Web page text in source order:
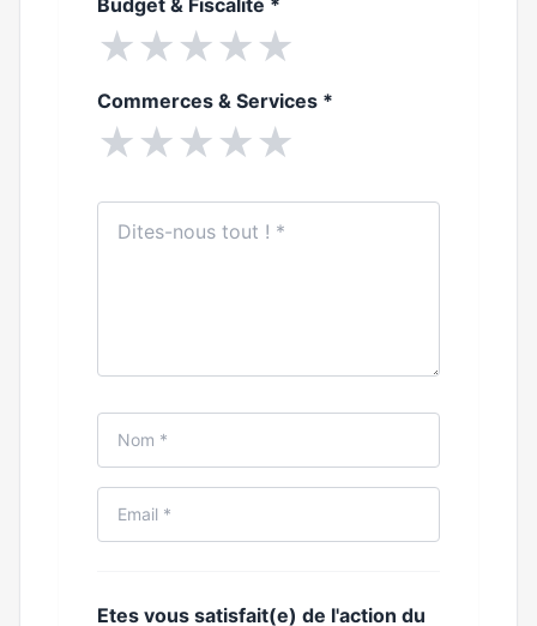
Budget & Fiscalité *
★★★★★
Commerces & Services *
★★★★★
Etes vous satisfait(e) de l'action du